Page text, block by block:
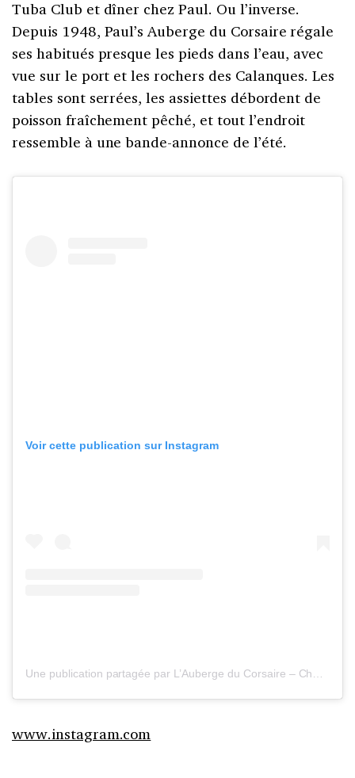
Tuba Club et dîner chez Paul. Ou l’inverse.
Depuis 1948, Paul’s Auberge du Corsaire régale
ses habitués presque les pieds dans l’eau, avec
vue sur le port et les rochers des Calanques. Les
tables sont serrées, les assiettes débordent de
poisson fraîchement pêché, et tout l’endroit
ressemble à une bande-annonce de l’été.
Voir cette publication sur Instagram
Une publication partagée par L’Auberge du Corsaire – Chez Paul (@auberge_du_corsaire)
www.instagram.com